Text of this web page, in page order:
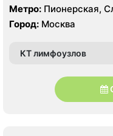
Метро: Пионерская,
парк
Город: Москва
КТ лимфоузлов